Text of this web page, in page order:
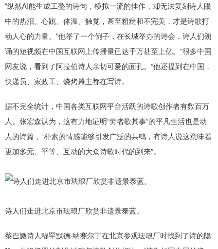
“纵然AI能生成工整的诗句，模拟一流的佳作，却无法复刻诗人眼
中的热泪。心跳、体温、触觉，甚至粗糙和不完美，才是诗歌打
动人心的力量。”他举了一个例子，在长城举办的诗会，诗人们朗
诵的短视频在中国互联网上传播量已达千万甚至上亿。“很多中国
网友说，看到了阿拉伯诗人亲切可爱的面孔。”他还提到在中国，
快递员、家政工、烧烤摊主都在写诗。
据不完全统计，中国各类互联网平台活跃的诗歌创作者有数百万
人。张宏森认为，这有力地证明“劳者歌其事”的平凡生活也是动
人的诗篇，“朴素的情感能够引发广泛的共鸣，有诗人说这意味着
更加多元、平等、互动的大众诗歌时代的到来”。
诗人们走进北京市珐琅厂欣赏非遗景泰蓝。
黎巴嫩诗人穆罕默德·纳赛尔丁在北京参观珐琅厂时找到了诗的隐